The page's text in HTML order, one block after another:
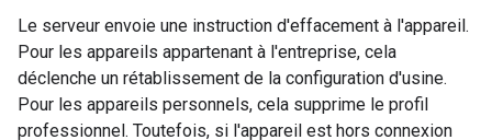
Le serveur envoie une instruction d'effacement à l'appareil.
Pour les appareils appartenant à l'entreprise, cela
déclenche un rétablissement de la configuration d'usine.
Pour les appareils personnels, cela supprime le profil
professionnel. Toutefois, si l'appareil est hors connexion